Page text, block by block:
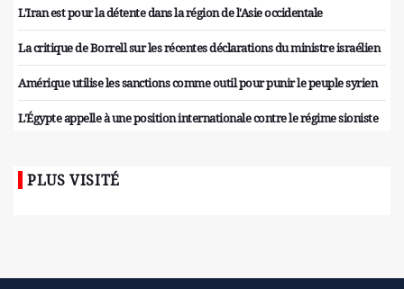
L'Iran est pour la détente dans la région de l'Asie occidentale
La critique de Borrell sur les récentes déclarations du ministre israélien
Amérique utilise les sanctions comme outil pour punir le peuple syrien
L'Égypte appelle à une position internationale contre le régime sioniste
PLUS VISITÉ